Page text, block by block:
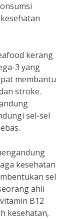
kerang
3 yang
membantu
stroke.
sel-sel
kesehatan
sel
ahli
B12
kesehatan,